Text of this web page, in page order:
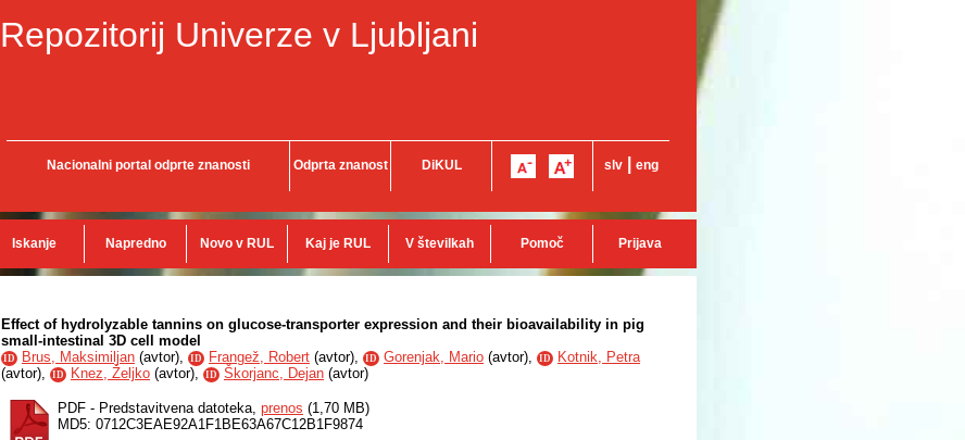
Repozitorij Univerze v Ljubljani
Nacionalni portal odprte znanosti Odprta znanost DiKUL slv eng
Iskanje Napredno Novo v RUL Kaj je RUL V številkah Pomoč Prijava
Effect of hydrolyzable tannins on glucose-transporter expression and their bioavailability in pig
small-intestinal 3D cell model
ID Brus, Maksimiljan (avtor), ID Frangež, Robert (avtor), ID Gorenjak, Mario (avtor), ID
Kotnik, Petra
(avtor), ID Knez, Željko (avtor), ID Škorjanc, Dejan (avtor)
PDF - Predstavitvena datoteka, prenos (1,70 MB)
MD5: 0712C3EAE92A1F1BE63A67C12B1F9874